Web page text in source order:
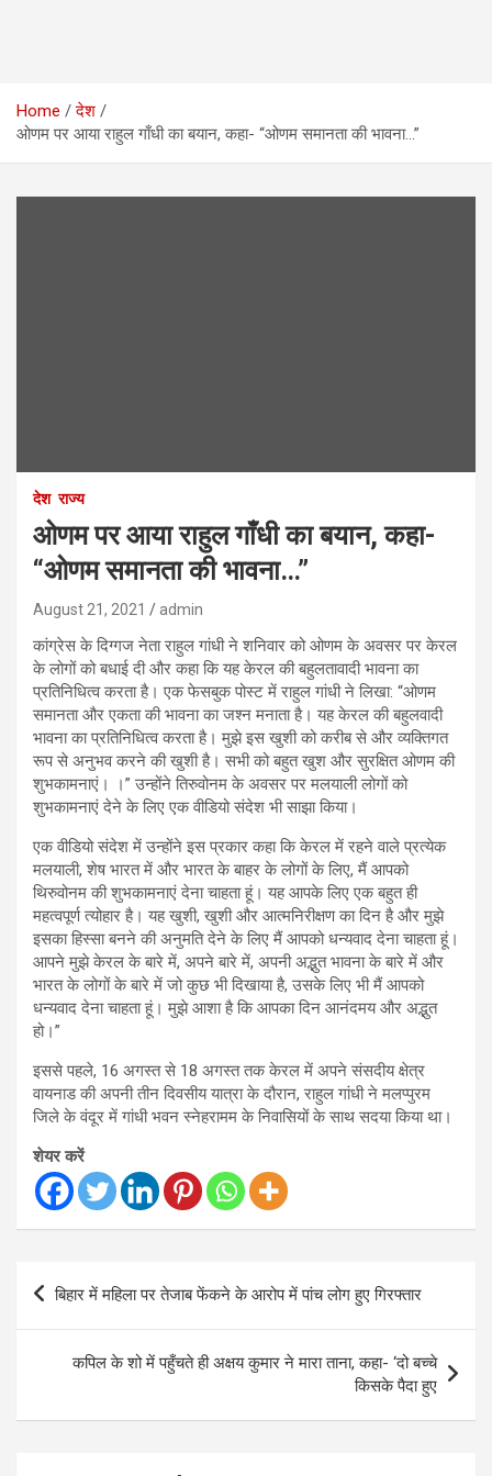
Home
देश
ओणम पर आया राहुल गाँधी का बयान, कहा- “ओणम समानता की भावना…”
देश राज्य
ओणम पर आया राहुल गाँधी का बयान, कहा-
“ओणम समानता की भावना…”
August 21, 2021 admin
कांग्रेस के दिग्गज नेता राहुल गांधी ने शनिवार को ओणम के अवसर पर केरल
के लोगों को बधाई दी और कहा कि यह केरल की बहुलतावादी भावना का
प्रतिनिधित्व करता है। एक फेसबुक पोस्ट में राहुल गांधी ने लिखा: “ओणम
समानता और एकता की भावना का जश्न मनाता है। यह केरल की बहुलवादी
भावना का प्रतिनिधित्व करता है। मुझे इस खुशी को करीब से और व्यक्तिगत
रूप से अनुभव करने की खुशी है। सभी को बहुत खुश और सुरक्षित ओणम की
शुभकामनाएं। ।” उन्होंने तिरुवोनम के अवसर पर मलयाली लोगों को
शुभकामनाएं देने के लिए एक वीडियो संदेश भी साझा किया।
एक वीडियो संदेश में उन्होंने इस प्रकार कहा कि केरल में रहने वाले प्रत्येक
मलयाली, शेष भारत में और भारत के बाहर के लोगों के लिए, मैं आपको
थिरुवोनम की शुभकामनाएं देना चाहता हूं। यह आपके लिए एक बहुत ही
महत्वपूर्ण त्योहार है। यह खुशी, खुशी और आत्मनिरीक्षण का दिन है और मुझे
इसका हिस्सा बनने की अनुमति देने के लिए मैं आपको धन्यवाद देना चाहता हूं।
आपने मुझे केरल के बारे में, अपने बारे में, अपनी अद्भुत भावना के बारे में और
भारत के लोगों के बारे में जो कुछ भी दिखाया है, उसके लिए भी मैं आपको
धन्यवाद देना चाहता हूं। मुझे आशा है कि आपका दिन आनंदमय और अद्भुत
हो।”
इससे पहले, 16 अगस्त से 18 अगस्त तक केरल में अपने संसदीय क्षेत्र
वायनाड की अपनी तीन दिवसीय यात्रा के दौरान, राहुल गांधी ने मलप्पुरम
जिले के वंदूर में गांधी भवन स्नेहरामम के निवासियों के साथ सदया किया था।
शेयर करें
Post
बिहार में महिला पर तेजाब फेंकने के आरोप में पांच लोग हुए गिरफ्तार
कपिल के शो में पहुँचते ही अक्षय कुमार ने मारा ताना, कहा- ‘दो बच्चे
किसके पैदा हुए